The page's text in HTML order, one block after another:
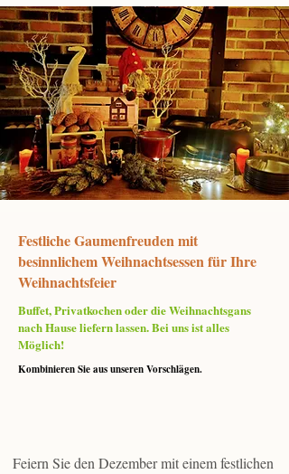
Festliche Gaumenfreuden mit
besinnlichem Weihnachtsessen für Ihre
Weihnachtsfeier
Buffet, Privatkochen oder die Weihnachtsgans
nach Hause liefern lassen. Bei uns ist alles
Möglich!
Kombinieren Sie aus unseren Vorschlägen.
Feiern Sie den Dezember mit einem festlichen